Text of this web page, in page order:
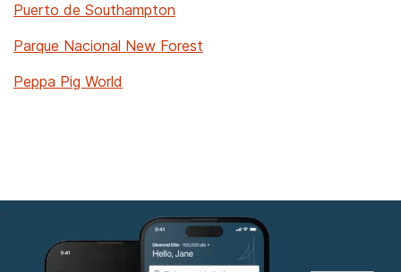
Puerto de Southampton
Parque Nacional New Forest
Peppa Pig World